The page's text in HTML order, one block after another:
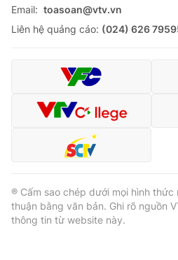
Email: toasoan@vtv.vn
Liên hệ quảng cáo: (024) 626
® Cấm sao chép dưới mọi hình
thuận bằng văn bản. Ghi rõ nguồn
thông tin từ website này.